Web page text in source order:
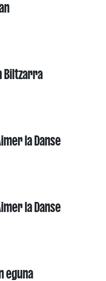
Biltzarra
la Danse
la Danse
eguna